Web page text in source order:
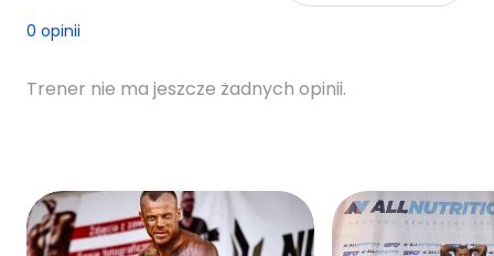
0 opinii
Trener nie ma jeszcze żadnych opinii.